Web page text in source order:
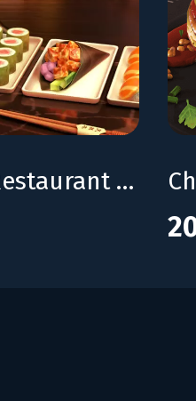
Chef Life: A Restaurant Simulator - Tokyo Delight